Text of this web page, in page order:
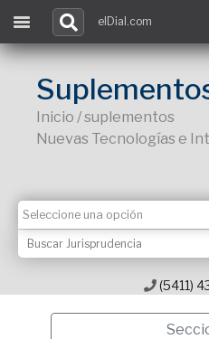
elDial.com
Inicio / suplementos
Nuevas Tecnologías e
(5411)